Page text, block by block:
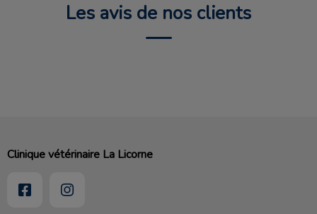
Les avis de nos clients
Clinique vétérinaire La Licorne